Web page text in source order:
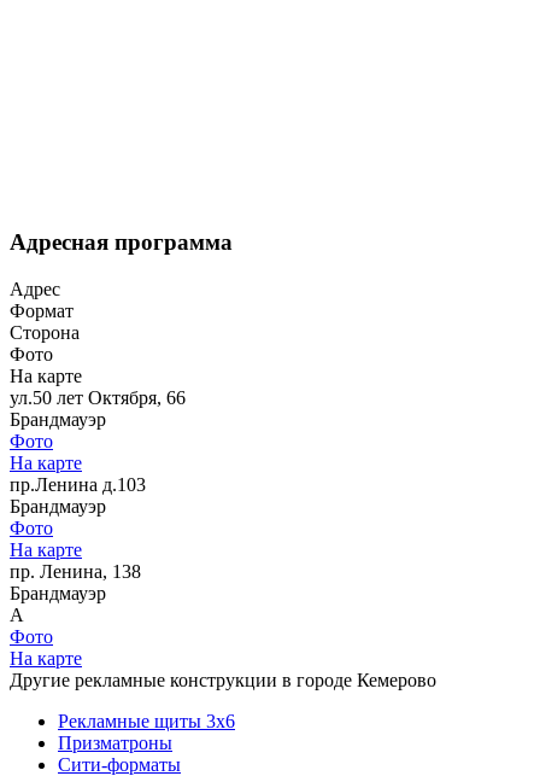
Адресная программа
Адрес
Формат
Сторона
Фото
На карте
ул.50 лет Октября, 66
Брандмауэр
Фото
На карте
пр.Ленина д.103
Брандмауэр
Фото
На карте
пр. Ленина, 138
Брандмауэр
А
Фото
На карте
Другие рекламные конструкции в городе Кемерово
Рекламные щиты 3х6
Призматроны
Сити-форматы